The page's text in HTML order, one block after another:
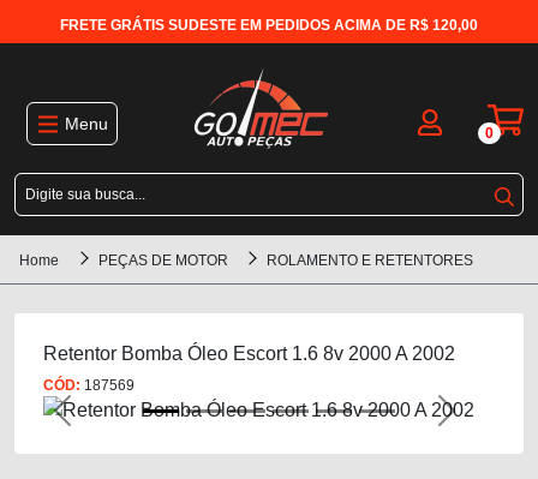
FRETE GRÁTIS SUDESTE EM PEDIDOS ACIMA DE R$ 120,00
Menu 0
Home PEÇAS DE MOTOR ROLAMENTO E RETENTORES
Retentor Bomba Óleo Escort 1.6 8v 2000 A 2002
CÓD: 187569
Previous Next